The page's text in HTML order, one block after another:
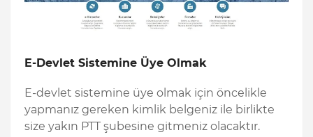
E-Devlet Sistemine Üye Olmak
E-devlet sistemine üye olmak için öncelikle
yapmanız gereken kimlik belgeniz ile birlikte
size yakın PTT şubesine gitmeniz olacaktır.